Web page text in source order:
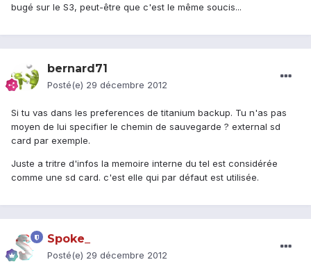
bugé sur le S3, peut-être que c'est le même soucis...
bernard71
Posté(e) 29 décembre 2012
Si tu vas dans les preferences de titanium backup. Tu n'as pas
moyen de lui specifier le chemin de sauvegarde ? external sd
card par exemple.
Juste a tritre d'infos la memoire interne du tel est considérée
comme une sd card. c'est elle qui par défaut est utilisée.
Spoke_
Posté(e) 29 décembre 2012